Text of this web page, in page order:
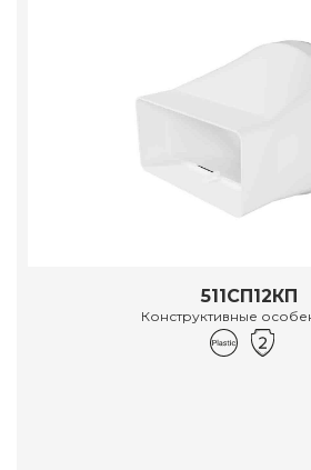
511СП12КП
Конструктивные